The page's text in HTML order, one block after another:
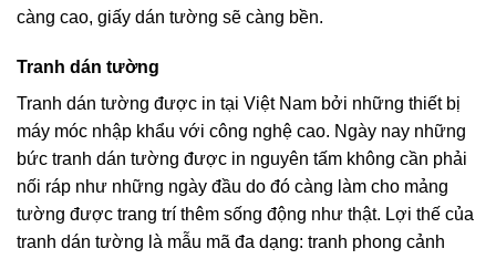
càng cao, giấy dán tường sẽ càng bền.
Tranh dán tường
Tranh dán tường được in tại Việt Nam bởi những thiết bị
máy móc nhập khẩu với công nghệ cao. Ngày nay những
bức tranh dán tường được in nguyên tấm không cần phải
nối ráp như những ngày đầu do đó càng làm cho mảng
tường được trang trí thêm sống động như thật. Lợi thế của
tranh dán tường là mẫu mã đa dạng: tranh phong cảnh